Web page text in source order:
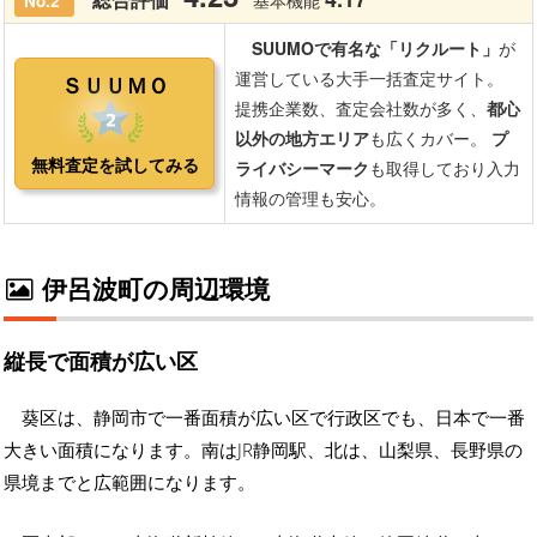
伊呂波町の周辺環境
縦長で面積が広い区
葵区は、静岡市で一番面積が広い区で行政区でも、日本で一番
大きい面積になります。南はJR静岡駅、北は、山梨県、長野県の
県境までと広範囲になります。